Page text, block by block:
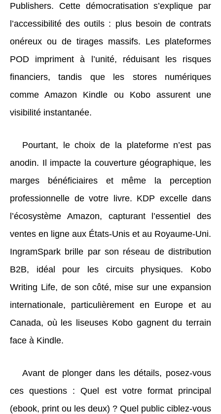
Publishers. Cette démocratisation s’explique par
l’accessibilité des outils : plus besoin de contrats
onéreux ou de tirages massifs. Les plateformes
POD impriment à l’unité, réduisant les risques
financiers, tandis que les stores numériques
comme Amazon Kindle ou Kobo assurent une
visibilité instantanée.
Pourtant, le choix de la plateforme n’est pas
anodin. Il impacte la couverture géographique, les
marges bénéficiaires et même la perception
professionnelle de votre livre. KDP excelle dans
l’écosystème Amazon, capturant l’essentiel des
ventes en ligne aux États-Unis et au Royaume-Uni.
IngramSpark brille par son réseau de distribution
B2B, idéal pour les circuits physiques. Kobo
Writing Life, de son côté, mise sur une expansion
internationale, particulièrement en Europe et au
Canada, où les liseuses Kobo gagnent du terrain
face à Kindle.
Avant de plonger dans les détails, posez-vous
ces questions : Quel est votre format principal
(ebook, print ou les deux) ? Quel public ciblez-vous